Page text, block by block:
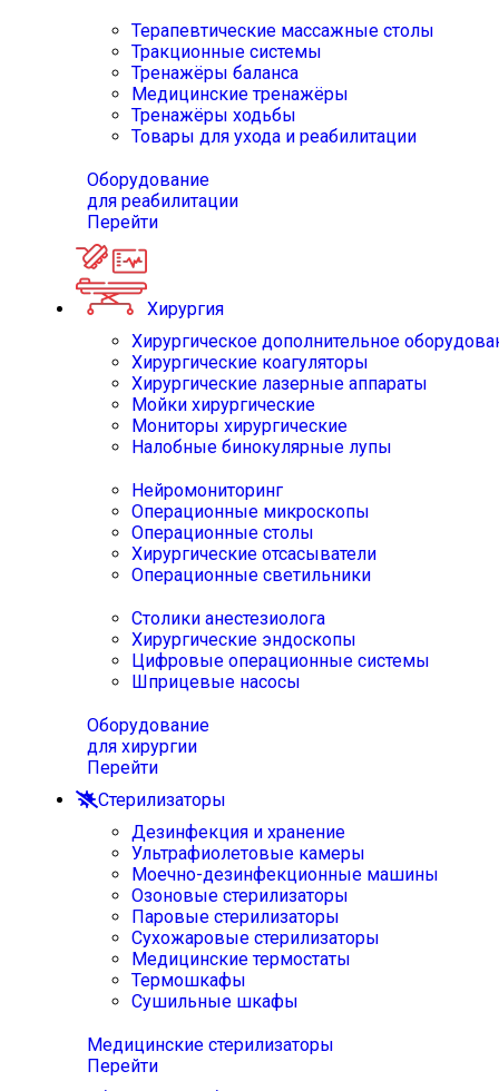
Терапевтические массажные столы
Тракционные системы
Тренажёры баланса
Медицинские тренажёры
Тренажёры ходьбы
Товары для ухода и реабилитации
Оборудование
для реабилитации
Перейти
Хирургия
Хирургическое дополнительное
Хирургические коагуляторы
Хирургические лазерные аппараты
Мойки хирургические
Мониторы хирургические
Налобные бинокулярные лупы
Нейромониторинг
Операционные микроскопы
Операционные столы
Хирургические отсасыватели
Операционные светильники
Столики анестезиолога
Хирургические эндоскопы
Цифровые операционные системы
Шприцевые насосы
Оборудование
для хирургии
Перейти
Стерилизаторы
Дезинфекция и хранение
Ультрафиолетовые камеры
Моечно-дезинфекционные машины
Озоновые стерилизаторы
Паровые стерилизаторы
Сухожаровые стерилизаторы
Медицинские термостаты
Термошкафы
Сушильные шкафы
Медицинские стерилизаторы
Перейти